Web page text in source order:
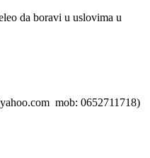
da boravi u uslovima u
mob: 0652711718)